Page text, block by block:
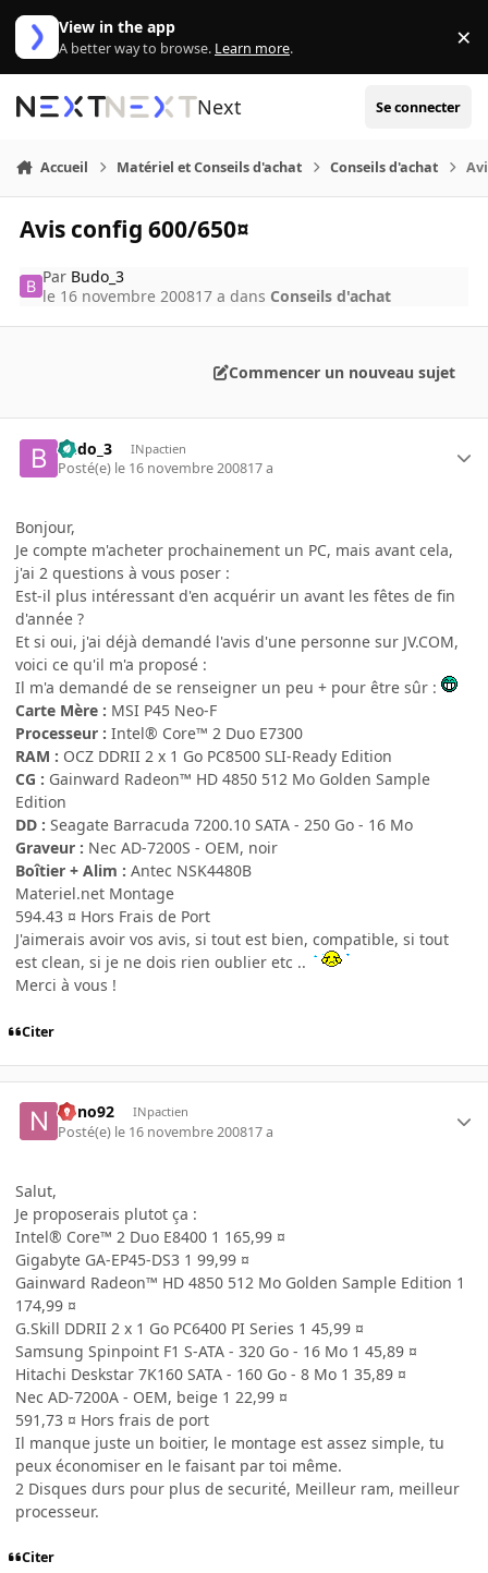
Aller au contenu
View in the app
A better way to browse. Learn more. ×
Next Se connecter
Accueil Matériel et Conseils d'achat Conseils d'achat
Avis config 600/650¤
Par Budo_3
le 16 novembre 200817 a dans Conseils d'achat
Commencer un nouveau sujet
Budo_3 INpactien
Posté(e) le 16 novembre 200817 a
Bonjour,
Je compte m'acheter prochainement un PC, mais avant cela,
j'ai 2 questions à vous poser :
Est-il plus intéressant d'en acquérir un avant les fêtes de fin
d'année ?
Et si oui, j'ai déjà demandé l'avis d'une personne sur JV.COM,
voici ce qu'il m'a proposé :
Il m'a demandé de se renseigner un peu + pour être sûr :
Carte Mère : MSI P45 Neo-F
Processeur : Intel® Core™ 2 Duo E7300
RAM : OCZ DDRII 2 x 1 Go PC8500 SLI-Ready Edition
CG : Gainward Radeon™ HD 4850 512 Mo Golden Sample
Edition
DD : Seagate Barracuda 7200.10 SATA - 250 Go - 16 Mo
Graveur : Nec AD-7200S - OEM, noir
Boîtier + Alim : Antec NSK4480B
Materiel.net Montage
594.43 ¤ Hors Frais de Port
J'aimerais avoir vos avis, si tout est bien, compatible, si tout
est clean, si je ne dois rien oublier etc ..
Merci à vous !
Citer
nono92 INpactien
Posté(e) le 16 novembre 200817 a
Salut,
Je proposerais plutot ça :
Intel® Core™ 2 Duo E8400 1 165,99 ¤
Gigabyte GA-EP45-DS3 1 99,99 ¤
Gainward Radeon™ HD 4850 512 Mo Golden Sample Edition 1
174,99 ¤
G.Skill DDRII 2 x 1 Go PC6400 PI Series 1 45,99 ¤
Samsung Spinpoint F1 S-ATA - 320 Go - 16 Mo 1 45,89 ¤
Hitachi Deskstar 7K160 SATA - 160 Go - 8 Mo 1 35,89 ¤
Nec AD-7200A - OEM, beige 1 22,99 ¤
591,73 ¤ Hors frais de port
Il manque juste un boitier, le montage est assez simple, tu
peux économiser en le faisant par toi même.
2 Disques durs pour plus de securité, Meilleur ram, meilleur
processeur.
Citer